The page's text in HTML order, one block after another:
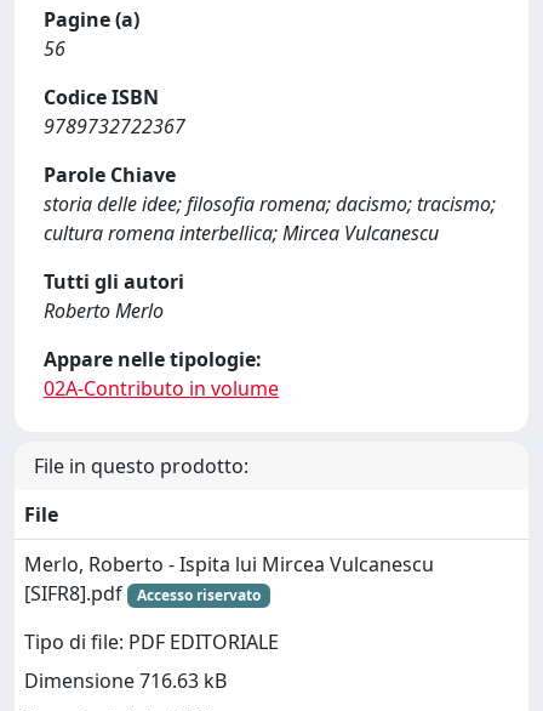
Pagine (a)
56
Codice ISBN
9789732722367
Parole Chiave
storia delle idee; filosofia romena; dacismo; tracismo;
cultura romena interbellica; Mircea Vulcanescu
Tutti gli autori
Roberto Merlo
Appare nelle tipologie:
02A-Contributo in volume
File in questo prodotto:
File
Merlo, Roberto - Ispita lui Mircea Vulcanescu
[SIFR8].pdf
Accesso riservato
Tipo di file: PDF EDITORIALE
Dimensione 716.63 kB